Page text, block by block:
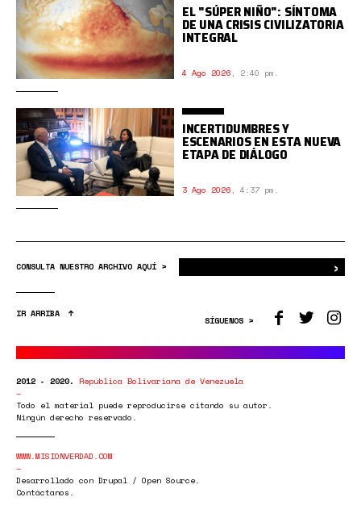
EL "SÚPER NIÑO": SÍNTOMA
DE UNA CRISIS CIVILIZATORIA
INTEGRAL
4 Ago 2026, 2:40 pm.
INCERTIDUMBRES Y
ESCENARIOS EN ESTA NUEVA
ETAPA DE DIÁLOGO
3 Ago 2026, 4:37 pm.
CONSULTA NUESTRO ARCHIVO AQUÍ > ›
IR ARRIBA
SÍGUENOS >
2012 - 2020. República Bolivariana de Venezuela
Todo el material puede reproducirse citando su autor.
Ningún derecho reservado.
WWW.MISIONVERDAD.COM
Desarrollado con Drupal / Open Source.
Contáctanos.